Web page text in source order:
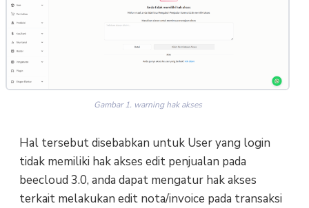
Gambar 1. warning hak akses
Hal tersebut disebabkan untuk User yang login
tidak memiliki hak akses edit penjualan pada
beecloud 3.0, anda dapat mengatur hak akses
terkait melakukan edit nota/invoice pada transaksi